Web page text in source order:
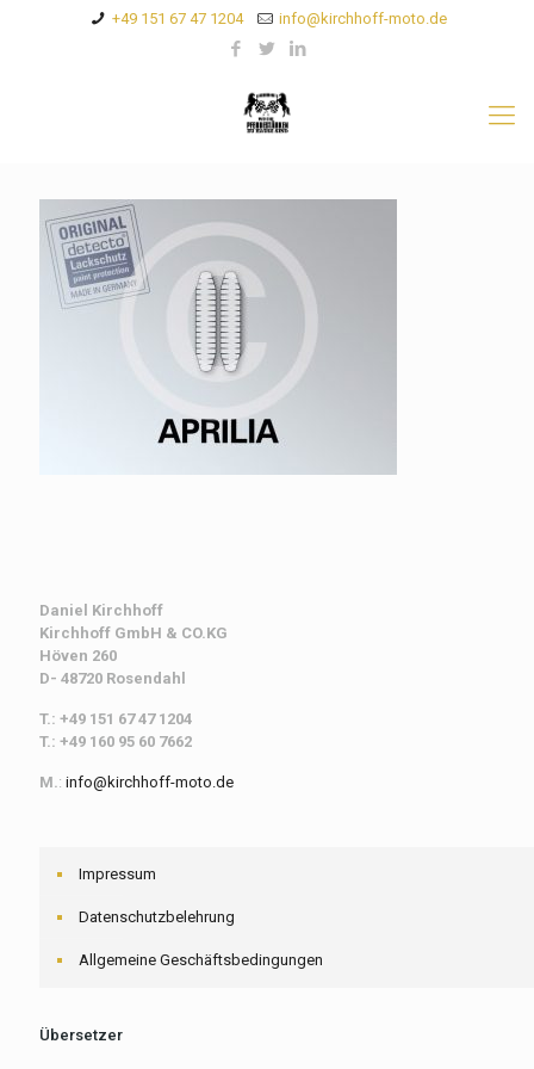
+49 151 67 47 1204 info@kirchhoff-moto.de
Daniel Kirchhoff
Kirchhoff GmbH & CO.KG
Höven 260
D- 48720 Rosendahl
T.: +49 151 67 47 1204
T.: +49 160 95 60 7662
M.: info@kirchhoff-moto.de
Impressum
Datenschutzbelehrung
Allgemeine Geschäftsbedingungen
Übersetzer